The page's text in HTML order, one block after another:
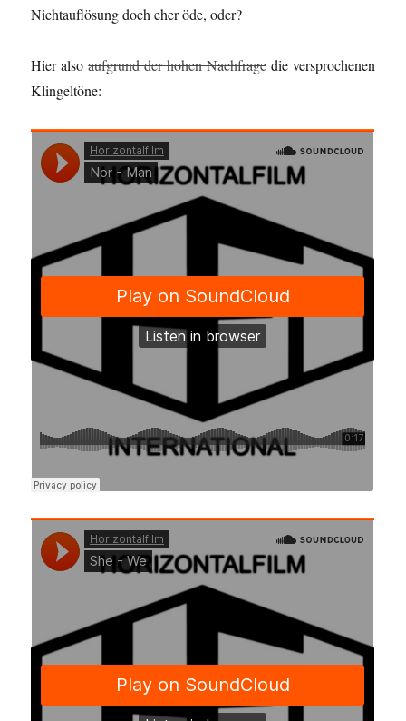
Nichtauflösung doch eher öde, oder?
Hier alsoaufgrund der hohen Nachfragedie versprochenen
Klingeltöne: